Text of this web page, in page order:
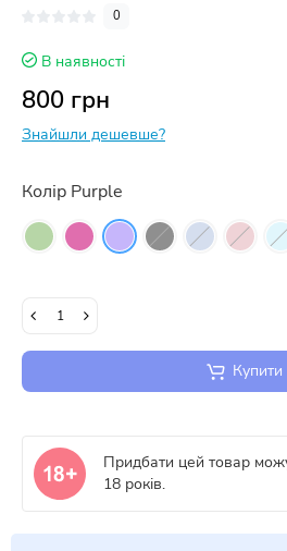
0
В наявності
800 грн
Знайшли дешевше?
Колір Purple
Купити
Придбати цей товар
18 років.